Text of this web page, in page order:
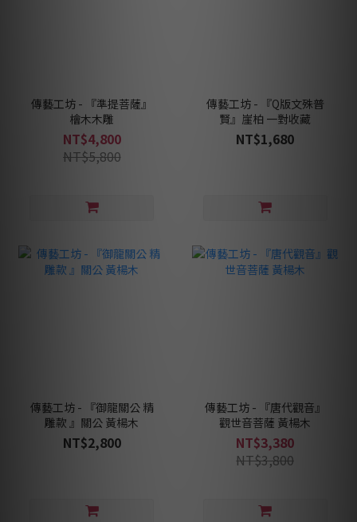
傳藝工坊 - 『準提菩薩』
檜木木雕
NT$4,800
NT$5,800
傳藝工坊 - 『Q版文殊普
賢』崖柏 一對收藏
NT$1,680
傳藝工坊 - 『御龍關公 精
雕款 』關公 黃楊木
NT$2,800
傳藝工坊 - 『唐代觀音』
觀世音菩薩 黃楊木
NT$3,380
NT$3,800